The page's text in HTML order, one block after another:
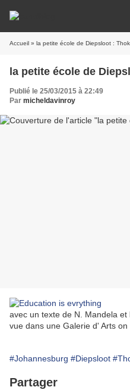
Accueil » la petite école de Diepsloot :
la petite école de
Publié le 25/03/2015 à 22:49
Par micheldavinroy
avec un texte de N. Mandela
vue dans une Galerie d' Arts
#Johannesburg #Diepsloot
Partager